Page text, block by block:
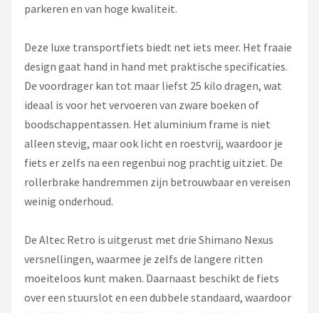
parkeren en van hoge kwaliteit.
Deze luxe transportfiets biedt net iets meer. Het fraaie
design gaat hand in hand met praktische specificaties.
De voordrager kan tot maar liefst 25 kilo dragen, wat
ideaal is voor het vervoeren van zware boeken of
boodschappentassen. Het aluminium frame is niet
alleen stevig, maar ook licht en roestvrij, waardoor je
fiets er zelfs na een regenbui nog prachtig uitziet. De
rollerbrake handremmen zijn betrouwbaar en vereisen
weinig onderhoud.
De Altec Retro is uitgerust met drie Shimano Nexus
versnellingen, waarmee je zelfs de langere ritten
moeiteloos kunt maken. Daarnaast beschikt de fiets
over een stuurslot en een dubbele standaard, waardoor